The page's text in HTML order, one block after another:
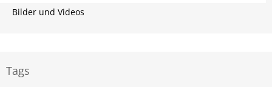
Bilder und Videos
Tags